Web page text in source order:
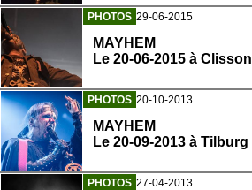
PHOTOS 29-06-2015
MAYHEM
Le 20-06-2015 à Clisson
PHOTOS 20-10-2013
MAYHEM
Le 20-09-2013 à Tilburg
PHOTOS 27-04-2013